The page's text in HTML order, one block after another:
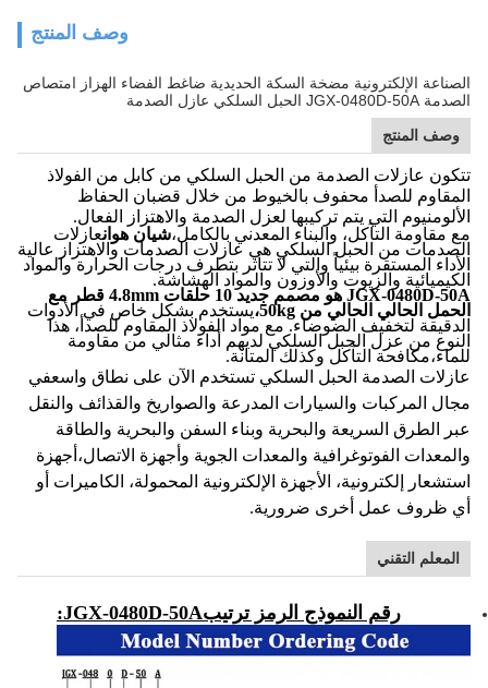
وصف المنتج
الصناعة الإلكترونية مضخة السكة الحديدية ضاغط الفضاء الهزاز امتصاص
الصدمة JGX-0480D-50A الحبل السلكي عازل الصدمة
وصف المنتج
تتكون عازلات الصدمة من الحبل السلكي من كابل من الفولاذ
المقاوم للصدأ محفوف بالخيوط من خلال قضبان الحفاظ
الألومنيوم التي يتم تركيبها لعزل الصدمة والاهتزاز الفعال.
مع مقاومة التآكل، والبناء المعدني بالكامل،شيان هوان عازلات
الصدمات من الحبل السلكي هي عازلات الصدمات والاهتزاز عالية
الأداء المستقرة بيئياً والتي لا تتأثر بتطرف درجات الحرارة والمواد
الكيميائية والزيوت والأوزون والمواد الهشاشة.
JGX-0480D-50A هو مصمم جديد 10 حلقات 4.8mm قطر مع
الحمل الحالي الحالي من 50kg،
يستخدم بشكل خاص في الأدوات
الدقيقة لتخفيف الضوضاء. مع مواد الفولاذ المقاوم للصدأ، هذا
النوع من عزل الحبل السلكي لديهم أداء مثالي من مقاومة
للماء،مكافحة التآكل وكذلك المتانة.
عازلات الصدمة الحبل السلكي تستخدم الآن على نطاق واسعفي
مجال المركبات والسيارات المدرعة والصواريخ والقذائف والنقل
عبر الطرق السريعة والبحرية وبناء السفن والبحرية والطاقة
والمعدات الفوتوغرافية والمعدات الجوية وأجهزة الاتصال،أجهزة
استشعار إلكترونية، الأجهزة الإلكترونية المحمولة، الكاميرات أو
أي ظروف عمل أخرى ضرورية.
المعلم التقني
رقم النموذج الرمز ترتيبJGX-0480D-50A
: